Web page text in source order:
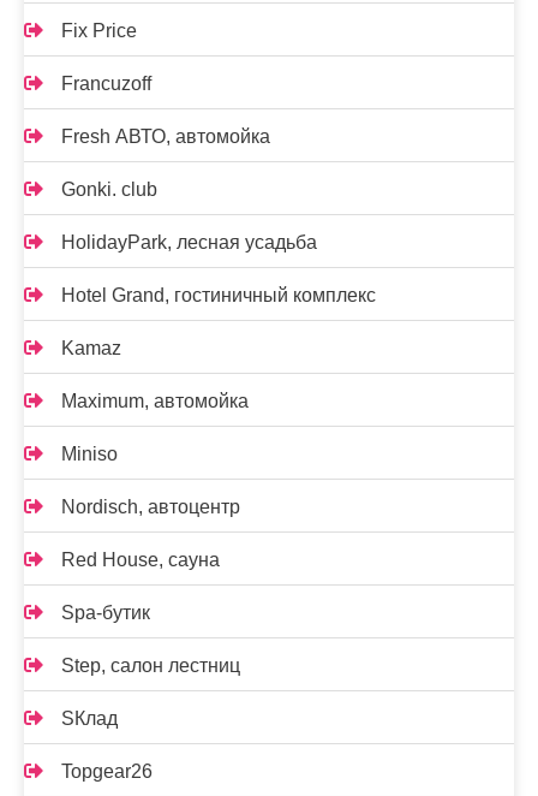
Fix Price
Francuzoff
Fresh АВТО, автомойка
Gonki. club
HolidayPark, лесная усадьба
Hotel Grand, гостиничный комплекс
Kamaz
Maximum, автомойка
Miniso
Nordisch, автоцентр
Red House, сауна
Spa-бутик
Step, салон лестниц
SКлад
Topgear26